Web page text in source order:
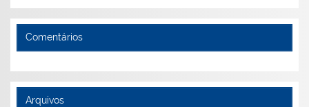
Comentários
Arquivos